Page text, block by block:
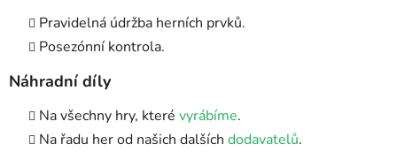
Pravidelná údržba herních prvků.
Posezónní kontrola.
Náhradní díly
Na všechny hry, které vyrábíme.
Na řadu her od našich dalších dodavatelů.